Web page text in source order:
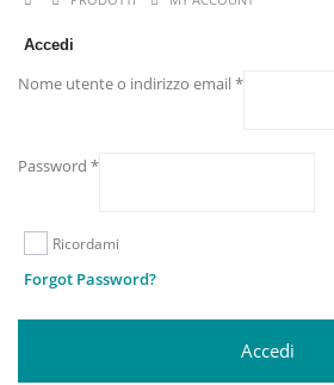
Accedi
Nome utente o indirizzo email*Richiesto
Password *Richiesto
Ricordami
Forgot Password?
Accedi